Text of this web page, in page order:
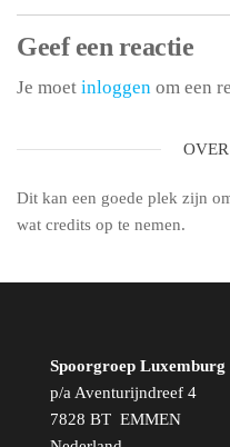
Geef een reactie
Je moet inloggen om een
Dit kan een goede plek zijn
wat credits op te nemen.
Spoorgroep Luxemburg
p/a Aventurijndreef 4
7828 BT EMMEN